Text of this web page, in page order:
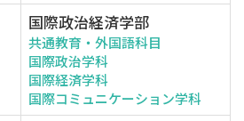
国際政治経済学部
共通教育・外国語科目
国際政治学科
国際経済学科
国際コミュニケーション学科